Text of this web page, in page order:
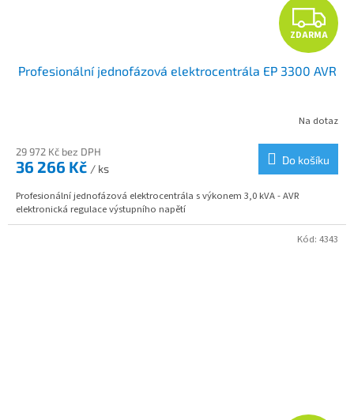
Z
D
A
R
M
A
ZDARMA
Profesionální jednofázová elektrocentrála EP 3300 AVR
Na dotaz
29 972 Kč bez DPH
36 266 Kč / ks
Do košíku
Profesionální jednofázová elektrocentrála s výkonem 3,0 kVA - AVR
elektronická regulace výstupního napětí
Kód: 4343